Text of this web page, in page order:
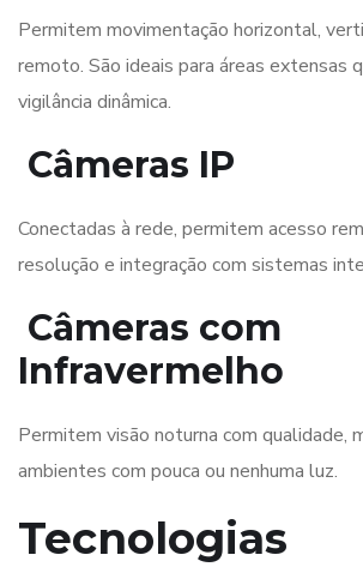
Permitem movimentação horizontal,
remoto. São ideais para áreas extensas
vigilância dinâmica.
Câmeras IP
Conectadas à rede, permitem acesso
resolução e integração com sistemas
Câmeras com
Infravermelho
Permitem visão noturna com qualidade,
ambientes com pouca ou nenhuma luz.
Tecnologias